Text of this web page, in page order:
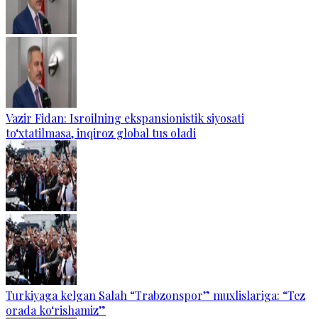
Vazir Fidan: Isroilning ekspansionistik siyosati
to‘xtatilmasa, inqiroz global tus oladi
Turkiyaga kelgan Salah “Trabzonspor” muxlislariga: “Tez
orada ko‘rishamiz”